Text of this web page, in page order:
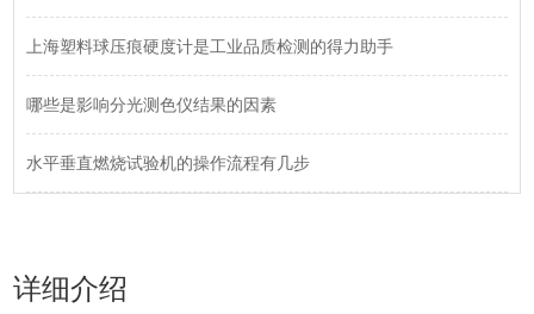
上海塑料球压痕硬度计是工业品质检测的得力助手
哪些是影响分光测色仪结果的因素
水平垂直燃烧试验机的操作流程有几步
详细介绍